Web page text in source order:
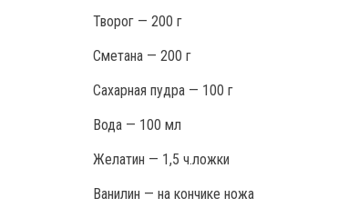
Творог — 200 г
Сметана — 200 г
Сахарная пудра — 100 г
Вода — 100 мл
Желатин — 1,5 ч.ложки
Ванилин — на кончике ножа